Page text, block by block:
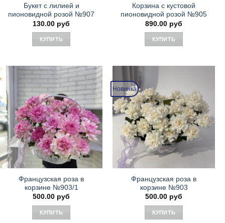
Букет с лилией и
пионовидной розой №907
130.00 руб
КУПИТЬ
Корзина с кустовой
пионовидной розой №905
890.00 руб
КУПИТЬ
Французская роза в
корзине №903/1
500.00 руб
КУПИТЬ
Новинка
Французская роза в
корзине №903
500.00 руб
КУПИТЬ